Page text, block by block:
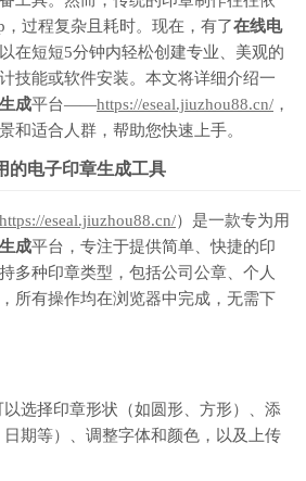
，过程复杂且耗时。现在，有了在线电
以在短短5分钟内轻松创建专业、美观的
技能或软件安装。本文将详细介绍一
成平台——https://eseal.jiuzhou88.cn/ ，
和适合人群，帮助您快速上手。
的电子印章生成工具
https://eseal.jiuzhou88.cn/）是一款专为用
成平台，专注于提供简单、快捷的印
多种印章类型，包括公司公章、个人
所有操作均在浏览器中完成，无需下
以选择印章形状（如圆形、方形）、添
期等）、调整字体和颜色，以及上传